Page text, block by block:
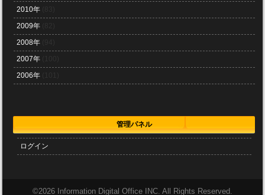
2010年
2009年
2008年
2007年
2006年
管理パネル
ログイン
©2026 Information Digital Office INC. All Rights Reserved.